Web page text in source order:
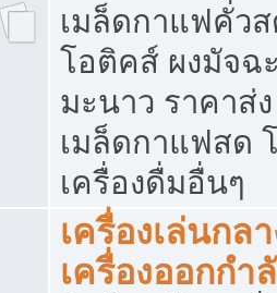
เมล็ดกาแฟคั่ว
โอติคส์ ผงมัจฉ
มะนาว ราคาส่
เมล็ดกาแฟสด
เครื่องดื่มอื่นๆ
เครื่องเล่นกล
เครื่องออกกำ